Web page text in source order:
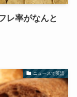
レ率がなんと
ニュースで英語